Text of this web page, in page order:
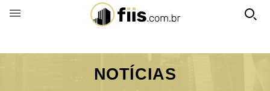
BUSCAR POR FUNDO
NOTÍCIAS